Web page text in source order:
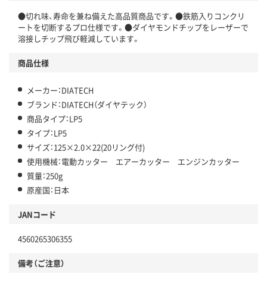
●切れ味、寿命を兼ね備えた高品質商品です。●鉄筋入りコンクリ
ートを切断するプロ仕様です。●ダイヤモンドチップをレーザーで
溶接しチップ飛び軽減しています。
商品仕様
メーカー：DIATECH
ブランド：DIATECH（ダイヤテック）
商品タイプ：LP5
タイプ：LP5
サイズ：125×2.0×22(20リング付)
使用機械：電動カッター エアーカッター エンジンカッター
質量：250g
原産国：日本
JANコード
4560265306355
備考（ご注意）